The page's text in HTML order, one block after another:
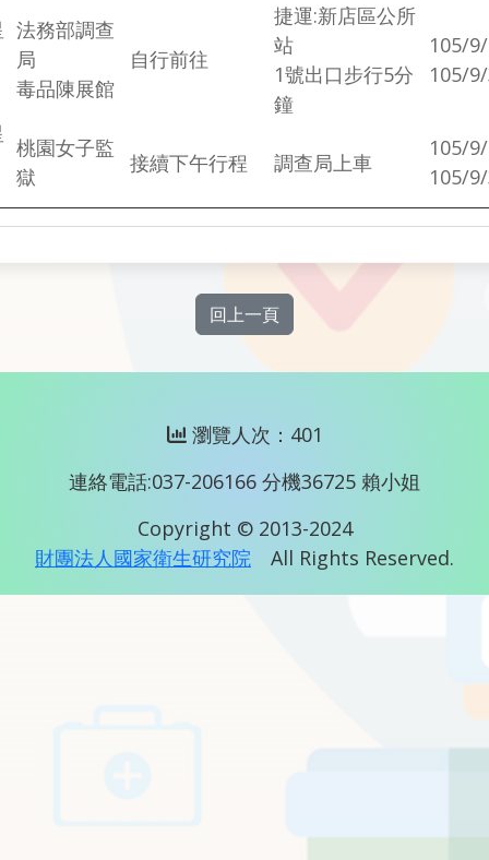
法務部調查
局
毒品陳展館
自行前往
捷運:新店區公所
站
1號出口步行5分
鐘
105/
105/
桃園女子監
獄
接續下午行程 調查局上車
105/
105/
回上一頁
瀏覽人次：401
連絡電話:037-206166 分機36725 賴小姐
Copyright © 2013-2024
財團法人國家衛生研究院
All Rights Reserved.